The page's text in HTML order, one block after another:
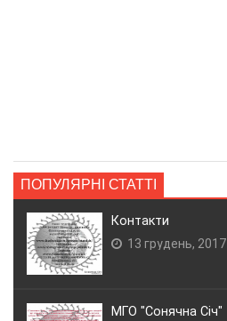
ПОПУЛЯРНІ СТАТТІ
Контакти
13 грудень, 2017
МГО "Сонячна Січ"